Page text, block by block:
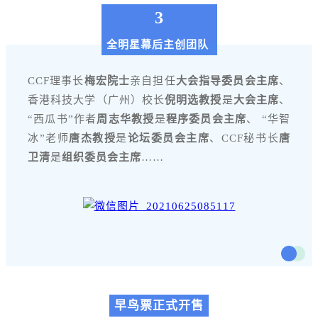
3
全明星幕后主创团队
CCF理事长梅宏院士亲自担任大会指导委员会主席、
香港科技大学（广州）校长倪明选教授是大会主席、
“西瓜书”作者周志华教授是程序委员会主席、 “华智
冰”老师唐杰教授是论坛委员会主席、CCF秘书长唐
卫清是组织委员会主席……
早鸟票正式开售